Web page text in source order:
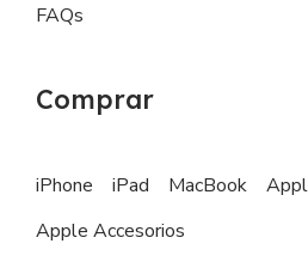
FAQs
Comprar
iPhone iPad MacBook
Apple Accesorios